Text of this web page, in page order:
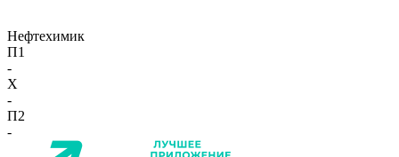
Нефтехимик
П1
-
X
-
П2
-